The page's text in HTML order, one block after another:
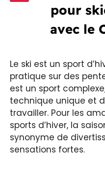
pour
avec le
Le ski est un sport
pratique sur des
est un sport
technique unique et
travailler. Pour les
sports d’hiver, la
synonyme de
sensations fortes.